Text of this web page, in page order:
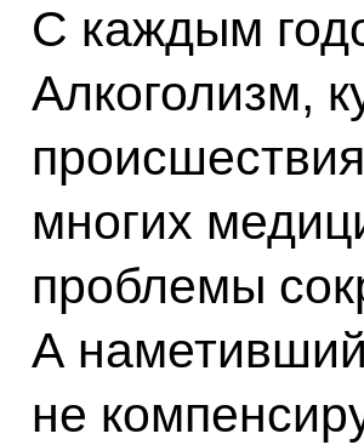
С каждым
Алкоголизм,
многих
проблемы
А
не